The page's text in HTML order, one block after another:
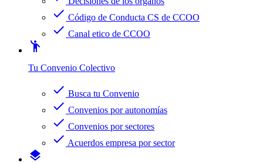
check Código de Conducta CS de CCOO
check Canal etico de CCOO
emoji_people
Tu Convenio Colectivo
check Busca tu Convenio
check Convenios por autonomías
check Convenios por sectores
check Acuerdos empresa por sector
layers